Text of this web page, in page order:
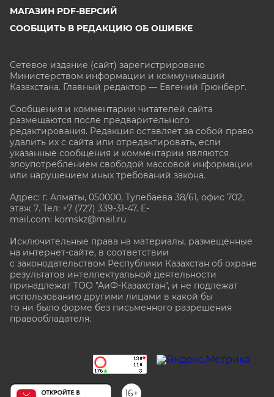
МАГАЗИН PDF-ВЕРСИЙ
СООБЩИТЬ В РЕДАКЦИЮ ОБ ОШИБКЕ
Сетевое издание (сайт) зарегистрировано
Министерством информации и коммуникаций
Казахстана. Главный редактор — Евгений Грюнберг.
Сообщения и комментарии читателей сайта
размещаются после предварительного
редактирования. Редакция оставляет за собой право
удалить их с сайта или отредактировать, если
указанные сообщения и комментарии являются
злоупотреблением свободой массовой информации
или нарушением иных требований закона.
Адрес: г. Алматы, 050000, Тулебаева 38/61, офис 702,
этаж 7. Тел: +7 (727) 339-31-47. E-
mail.com: komskz@mail.ru
Исключительные права на материалы, размещённые
на интернет-сайте, в соответствии
с законодательством Республики Казахстан об охране
результатов интеллектуальной деятельности
принадлежат ТОО "АиФ-Казахстан", и не подлежат
использованию другими лицами в какой бы
то ни было форме без письменного разрешения
правообладателя.
16+